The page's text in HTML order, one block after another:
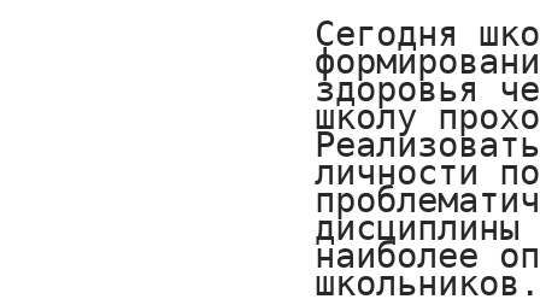
Сегодня
здоровья
школу
личности
наиболее